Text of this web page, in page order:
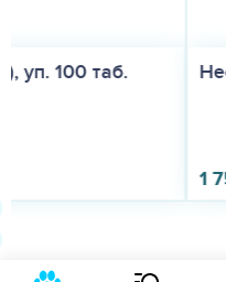
Роксиор 40 мг для